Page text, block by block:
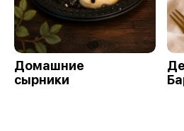
Домашние
сырники